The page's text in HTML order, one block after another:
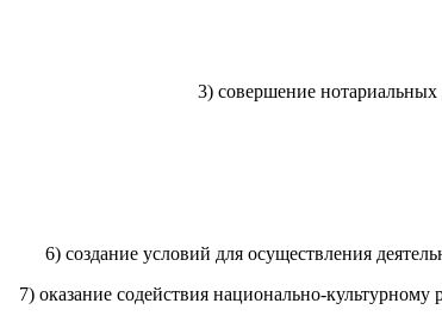
3) совершение нотариальных
6) создание условий для осуществления
7) оказание содействия национально-